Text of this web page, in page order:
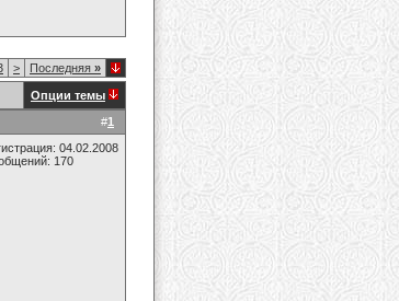
> Последняя »
Опции темы
#1
04.02.2008
170